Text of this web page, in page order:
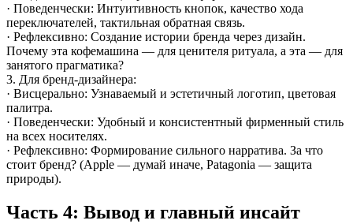
· Поведенчески: Интуитивность кнопок, качество хода
переключателей, тактильная обратная связь.
· Рефлексивно: Создание истории бренда через дизайн.
Почему эта кофемашина — для ценителя ритуала, а эта — для
занятого прагматика?
3. Для бренд-дизайнера:
· Висцерально: Узнаваемый и эстетичный логотип, цветовая
палитра.
· Поведенчески: Удобный и консистентный фирменный стиль
на всех носителях.
· Рефлексивно: Формирование сильного нарратива. За что
стоит бренд? (Apple — думай иначе, Patagonia — защита
природы).
Часть 4: Вывод и главный инсайт